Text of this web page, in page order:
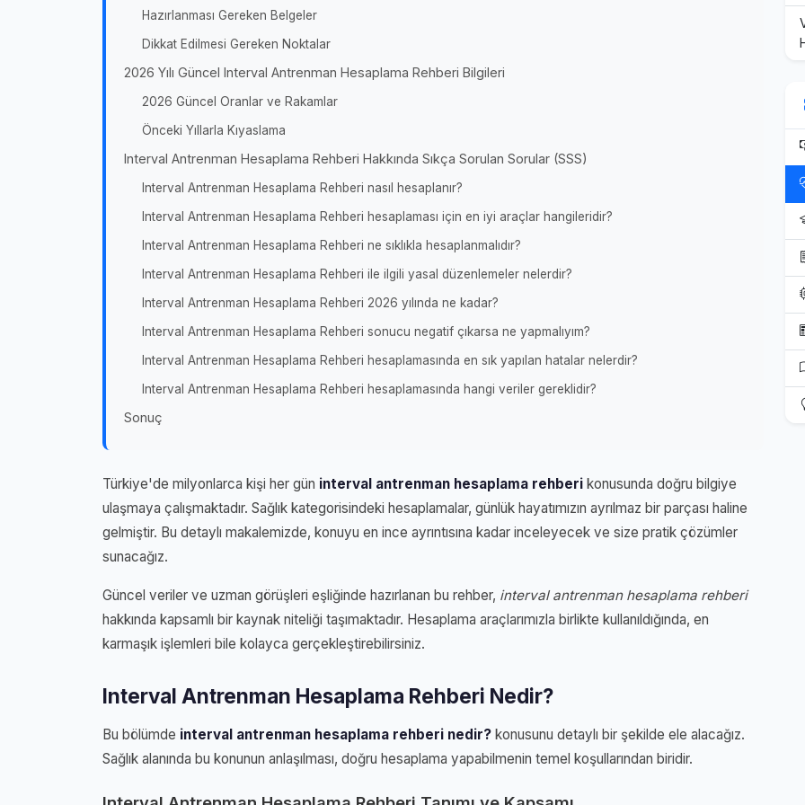
Hazırlanması Gereken Belgeler
Dikkat Edilmesi Gereken Noktalar
2026 Yılı Güncel Interval Antrenman Hesaplama Rehberi Bilgileri
2026 Güncel Oranlar ve Rakamlar
Önceki Yıllarla Kıyaslama
Interval Antrenman Hesaplama Rehberi Hakkında Sıkça Sorulan Sorular (SSS)
Interval Antrenman Hesaplama Rehberi nasıl hesaplanır?
Interval Antrenman Hesaplama Rehberi hesaplaması için en iyi araçlar hangileridir?
Interval Antrenman Hesaplama Rehberi ne sıklıkla hesaplanmalıdır?
Interval Antrenman Hesaplama Rehberi ile ilgili yasal düzenlemeler nelerdir?
Interval Antrenman Hesaplama Rehberi 2026 yılında ne kadar?
Interval Antrenman Hesaplama Rehberi sonucu negatif çıkarsa ne yapmalıyım?
Interval Antrenman Hesaplama Rehberi hesaplamasında en sık yapılan hatalar nelerdir?
Interval Antrenman Hesaplama Rehberi hesaplamasında hangi veriler gereklidir?
Sonuç
Türkiye'de milyonlarca kişi her gün interval antrenman hesaplama rehberi konusunda doğru bilgiye
ulaşmaya çalışmaktadır. Sağlık kategorisindeki hesaplamalar, günlük hayatımızın ayrılmaz bir parçası haline
gelmiştir. Bu detaylı makalemizde, konuyu en ince ayrıntısına kadar inceleyecek ve size pratik çözümler
sunacağız.
Güncel veriler ve uzman görüşleri eşliğinde hazırlanan bu rehber, interval antrenman hesaplama rehberi
hakkında kapsamlı bir kaynak niteliği taşımaktadır. Hesaplama araçlarımızla birlikte kullanıldığında, en
karmaşık işlemleri bile kolayca gerçekleştirebilirsiniz.
Interval Antrenman Hesaplama Rehberi Nedir?
Bu bölümde interval antrenman hesaplama rehberi nedir? konusunu detaylı bir şekilde ele alacağız.
Sağlık alanında bu konunun anlaşılması, doğru hesaplama yapabilmenin temel koşullarından biridir.